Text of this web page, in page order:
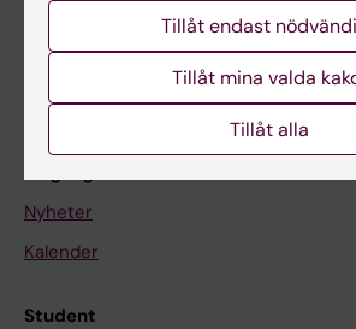
Forskarutbildning
Forskning
Om KI
Nyheter
Kalender
Student
Tillåt endast
Tillåt mina valda
Tillåt alla